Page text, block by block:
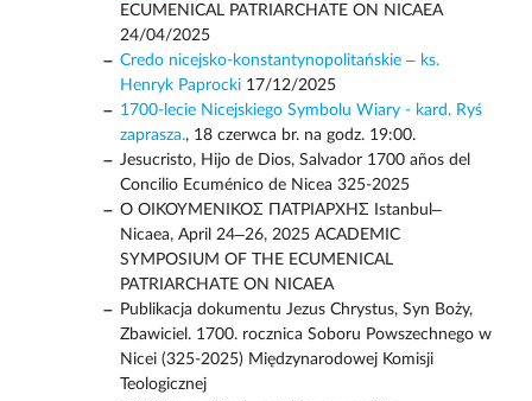
ECUMENICAL PATRIARCHATE ON NICAEA
24/04/2025
Credo nicejsko-konstantynopolitańskie – ks.
Henryk Paprocki17/12/2025
1700-lecie Nicejskiego Symbolu Wiary - kard. Ryś
zaprasza., 18 czerwca br. na godz. 19:00.
Jesucristo, Hijo de Dios, Salvador 1700 años del
Concilio Ecuménico de Nicea 325-2025
Ο ΟΙΚΟΥΜΕΝΙΚΟΣ ΠΑΤΡΙΑΡΧΗΣ Istanbul–
Nicaea, April 24–26, 2025 ACADEMIC
SYMPOSIUM OF THE ECUMENICAL
PATRIARCHATE ON NICAEA
Publikacja dokumentu Jezus Chrystus, Syn Boży,
Zbawiciel. 1700. rocznica Soboru Powszechnego w
Nicei (325-2025) Międzynarodowej Komisji
Teologicznej